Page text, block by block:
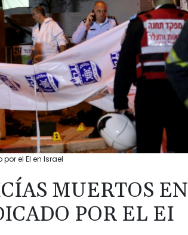
el EI en Israel
MUERTOS EN
POR EL EI